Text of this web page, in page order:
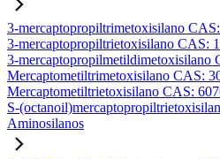
3-mercaptopropiltrimetoxisilano
3-mercaptopropiltrietoxisilano CAS:
3-mercaptopropilmetildimetoxisilano
Mercaptometiltrimetoxisilano CAS:
Mercaptometiltrietoxisilano CAS:
S-
Aminosilanos